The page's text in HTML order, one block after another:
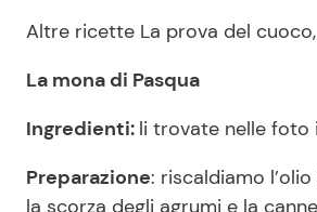
Redazione
Privacy Policy
Altre ricette La prova del
La mona di Pasqua
Ingredienti: li trovate nelle foto
Preparazione: riscaldiamo
la scorza degli agrumi e la